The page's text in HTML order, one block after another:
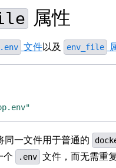
属性
.env 文件以及 env_file
同一文件用于普通的
个
.env 文件，而无需重